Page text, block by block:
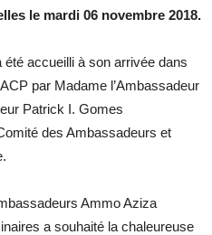
le mardi 06 novembre 2018.
accueilli à son arrivée dans
par Madame l’Ambassadeur
Patrick I. Gomes
des Ambassadeurs et
Ammo Aziza
a souhaité la chaleureuse